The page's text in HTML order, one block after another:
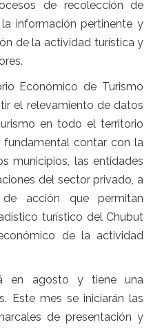
de recolección de
información pertinente y
de la actividad turística y
Económico de Turismo
el relevamiento de datos
en todo el territorio
contar con la
municipios, las entidades
del sector privado, a
acción que permitan
turístico del Chubut
de la actividad
en agosto y tiene una
Este mes se iniciarán las
de presentación y